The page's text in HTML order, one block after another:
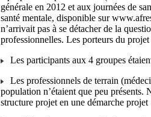
générale en 2012 et aux journées de
santé mentale, disponible sur
n’arrivait pas à se détacher de la
professionnelles. Les porteurs du
Les participants aux 4 groupes
Les professionnels de terrain
population n’étaient que peu présents.
structure projet en une démarche projet